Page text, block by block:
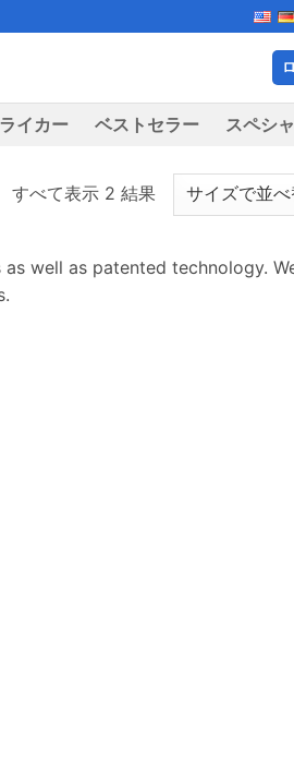
イカー ベストセラー スペシ
すべて表示 2 結果
well as patented technology.
.